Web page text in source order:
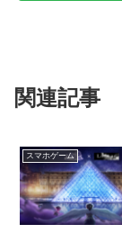
関連記事
スマホゲーム